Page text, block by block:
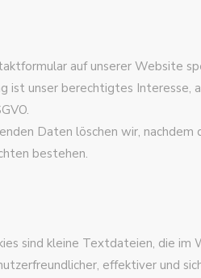
auf unserer Website
ist unser berechtigtes
Daten löschen wir,
bestehen.
sind kleine Textdateien, die
effektiver und